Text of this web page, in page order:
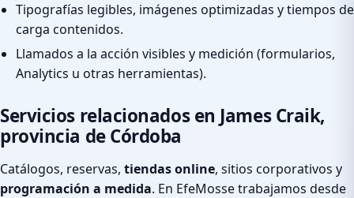
Tipografías legibles, imágenes optimizadas y tiempos de
carga contenidos.
Llamados a la acción visibles y medición (formularios,
Analytics u otras herramientas).
Servicios relacionados en James Craik,
provincia de Córdoba
Catálogos, reservas, tiendas online, sitios corporativos y
programación a medida. En EfeMosse trabajamos desde